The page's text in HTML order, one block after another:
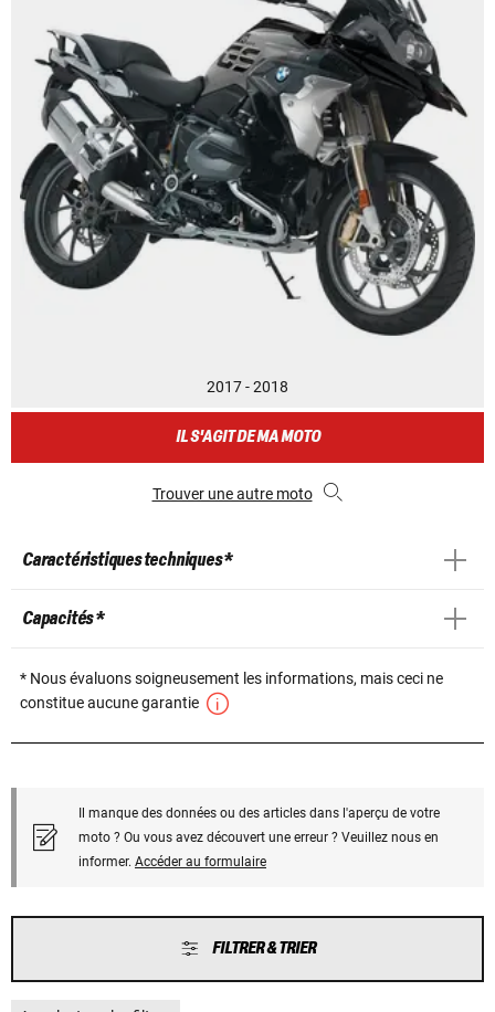
2017 - 2018
IL S'AGIT DE MA MOTO
Trouver une autre moto
Caractéristiques techniques *
Capacités *
* Nous évaluons soigneusement les informations, mais ceci ne
constitue aucune garantie
Il manque des données ou des articles dans l'aperçu de votre
moto ? Ou vous avez découvert une erreur ? Veuillez nous en
informer. Accéder au formulaire
FILTRER & TRIER